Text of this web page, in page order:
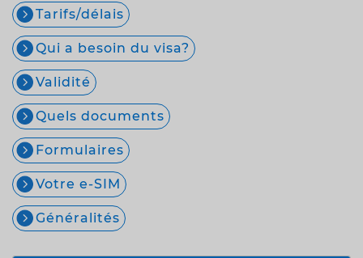
Tarifs/délais
Qui a besoin du visa?
Validité
Quels documents
Formulaires
Votre e-SIM
Généralités